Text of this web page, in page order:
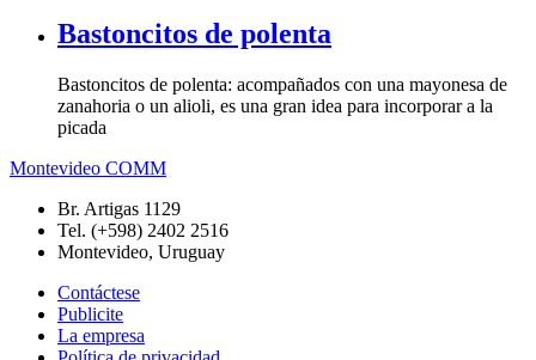
Bastoncitos de polenta
Bastoncitos de polenta: acompañados con una mayonesa de
zanahoria o un alioli, es una gran idea para incorporar a la
picada
Montevideo COMM
Br. Artigas 1129
Tel. (+598) 2402 2516
Montevideo, Uruguay
Contáctese
Publicite
La empresa